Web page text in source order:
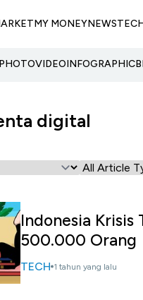
MY MONEYNEWS
PHOTOVIDEOINFOGRAPHIC
digital
Indonesia Krisis
500.000 Orang
TECH 1 tahun yang lalu